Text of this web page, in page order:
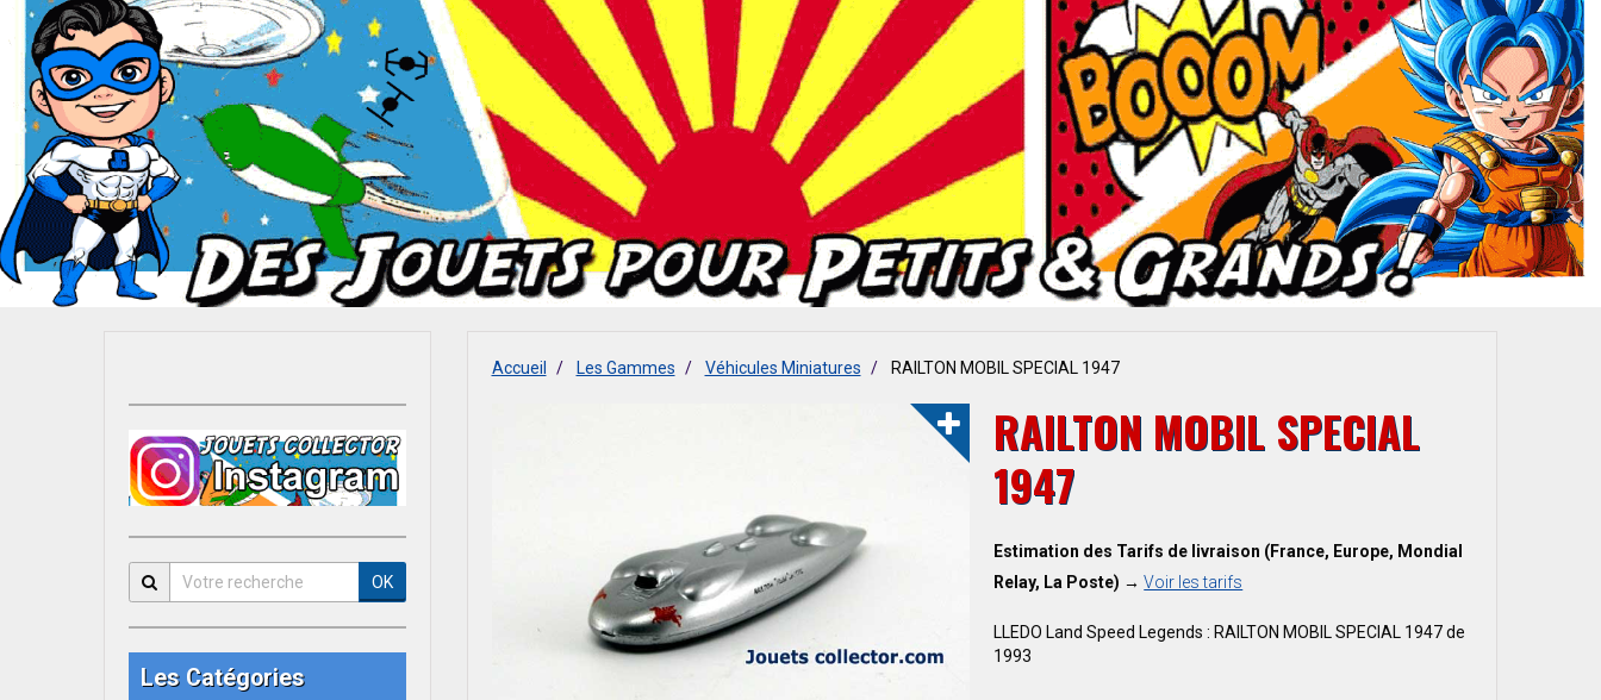
Accueil Les Gammes Véhicules Miniatures RAILTON MOBIL SPECIAL 1947
RAILTON MOBIL SPECIAL
1947
Estimation des Tarifs de livraison (France, Europe, Mondial
Relay, La Poste) → Voir les tarifs
LLEDO Land Speed Legends : RAILTON MOBIL SPECIAL 1947 de
1993
OK
Les Catégories